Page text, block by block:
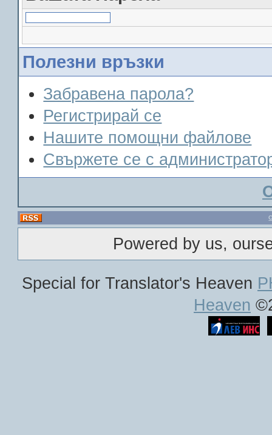
Полезни връзки
Забравена парола?
Регистрирай се
Нашите помощни файлове
Свържете се с
Powered by us,
Special for Translator's Heaven
Heaven